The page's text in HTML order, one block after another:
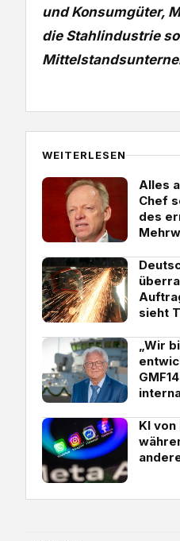
und Konsumgüter,
die Stahlindustrie
WEITERLESEN
Alles
Chef
des
sieht
„Wir
KI